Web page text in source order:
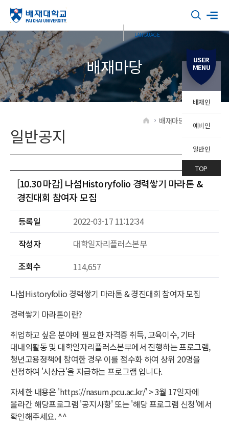
배재마당
일반공지 HOME
배재마당 일반공지
[10.30 마감] 나섬Historyfolio 경력쌓기 마라톤 &
경진대회 참여자 모집
등록일
2022-03-17 11:12:34
작성자
대학일자리플러스본부
조회수
114,657
나섬Historyfolio 경력쌓기 마라톤 & 경진대회 참여자 모집
경력쌓기 마라톤이란?
취업하고 싶은 분야에 필요한 자격증 취득, 교육이수, 기타
대내외활동 및 대학일자리플러스본부에서 진행하는 프로그램,
청년고용정책에 참여한 경우 이를 점수화 하여 상위 20명을
선정하여 '시상금'을 지급하는 프로그램 입니다.
자세한 내용은 'https://nasum.pcu.ac.kr/' > 3월 17일자에
올라간 해당프로그램 '공지사항' 또는 '해당 프로그램 신청'에서
확인해주세요. ^^
USER
MENU
배재인
예비인
일반인
TOP